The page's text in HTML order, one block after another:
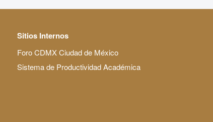
Sitios Internos
Foro CDMX Ciudad de México
Sistema de Productividad Académica